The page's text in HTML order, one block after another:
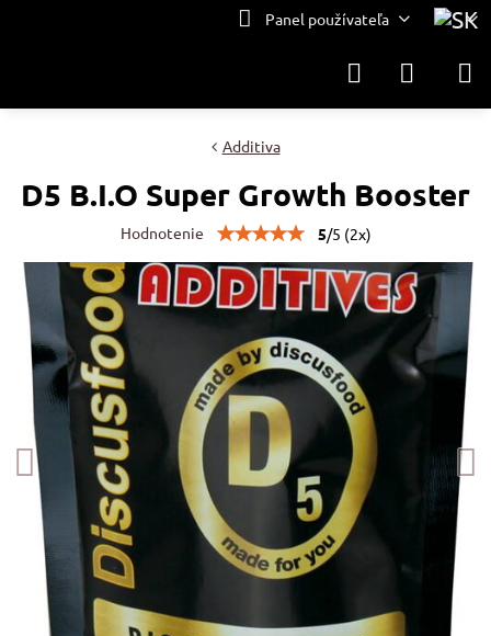
Panel používateľa
Additiva
D5 B.I.O Super Growth Booster
Hodnotenie 5/5 (2x)